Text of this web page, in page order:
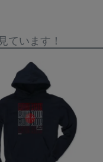
ています！